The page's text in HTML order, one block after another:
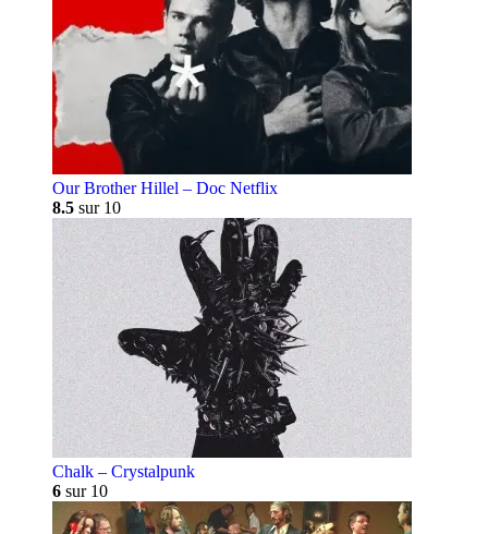
Our Brother Hillel – Doc Netflix
8.5 sur 10
Chalk – Crystalpunk
6 sur 10